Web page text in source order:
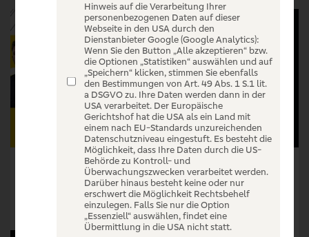
Snooker: German Masters 2027
Tickets ab € 44,60
Tickets ab € 54,00
Tickets
Hinweis auf die Verarbeitung Ihrer
personenbezogenen Daten auf dieser
Webseite in den USA durch den
Dienstanbieter Google (Google Analytics):
Wenn Sie den Button „Alle akzeptieren“ bzw.
die Optionen „Statistiken“ auswählen und auf
„Speichern“ klicken, stimmen Sie ebenfalls
den Bestimmungen von Art. 49 Abs. 1 S.1 lit.
a DSGVO zu. Ihre Daten werden dann in der
USA verarbeitet. Der Europäische
Gerichtshof hat die USA als ein Land mit
einem nach EU-Standards unzureichenden
Datenschutzniveau eingestuft. Es besteht die
Möglichkeit, dass Ihre Daten durch die US-
Behörde zu Kontroll- und
Überwachungszwecken verarbeitet werden.
Darüber hinaus besteht keine oder nur
erschwert die Möglichkeit Rechtsbehelf
einzulegen. Falls Sie nur die Option
„Essenziell“ auswählen, findet eine
Übermittlung in die USA nicht statt.